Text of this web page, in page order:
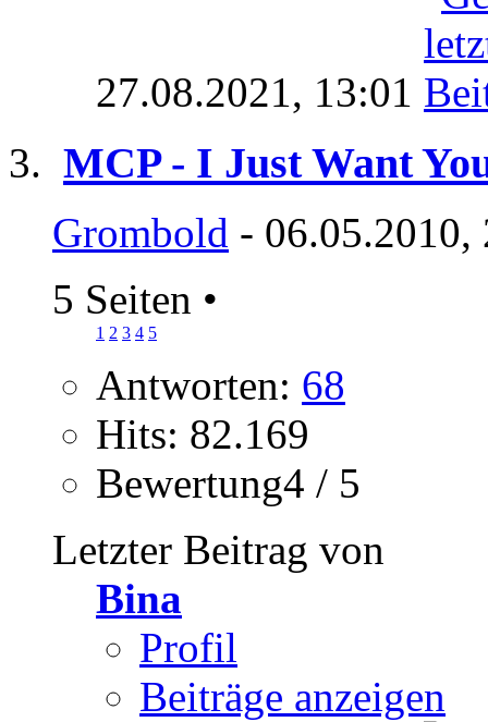
27.08.2021, 13:01
MCP - I Just Want
Grombold - 06.05.2010,
5 Seiten •
1 2 3 4 5
Antworten: 68
Hits: 82.169
Bewertung4 / 5
Letzter Beitrag von
Bina
Profil
Beiträge anzeigen